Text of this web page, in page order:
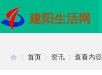
建阳生活网
首页 资讯 查看内容